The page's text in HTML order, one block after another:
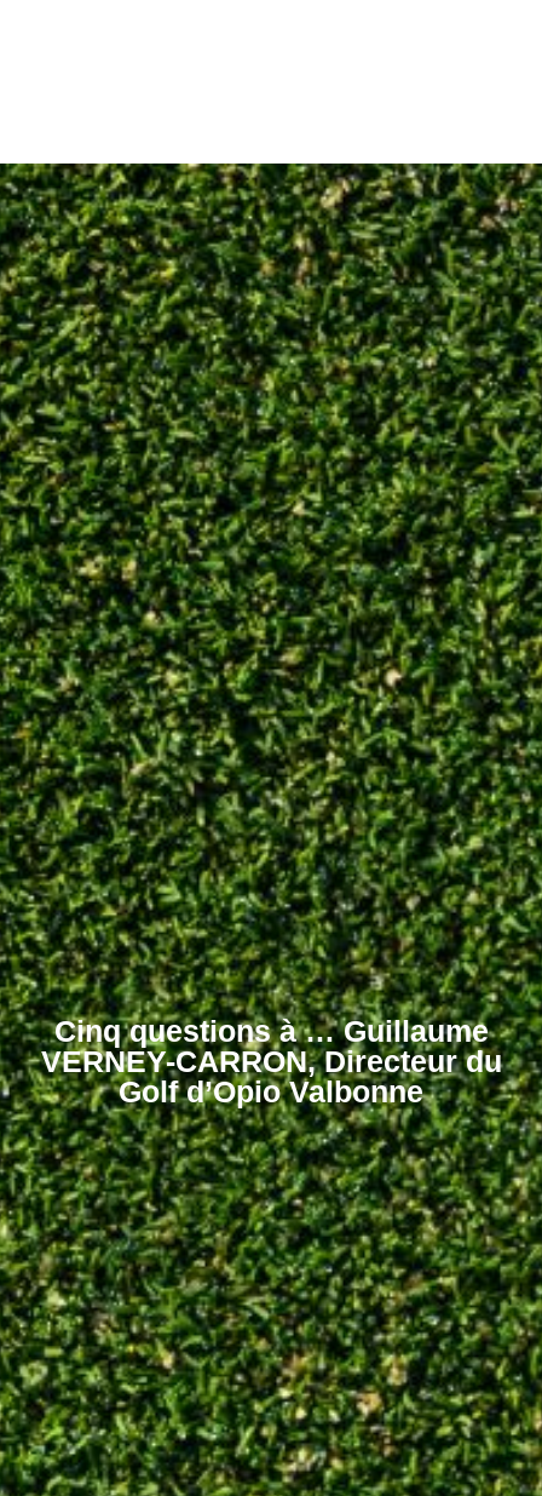
Cinq questions à … Guillaume
VERNEY-CARRON, Directeur du
Golf d’Opio Valbonne